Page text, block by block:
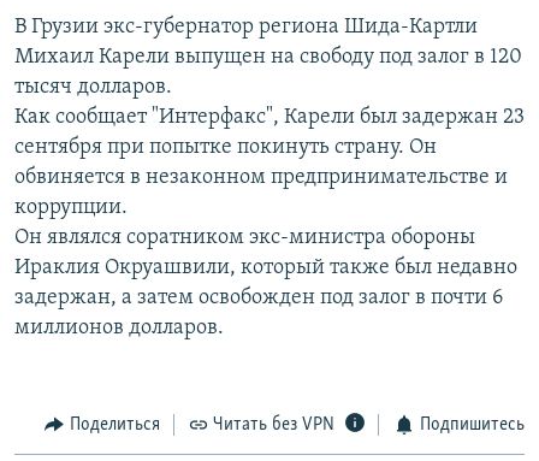
Вернутся
поиску
КАВКАЗ.РЕАЛИИ
СЕВЕР.РЕАЛИИ
СИБИРЬ.РЕАЛИИ
РАСПИСАНИЕ ВЕЩАНИЯ
ПОДПИШИТЕСЬ НА РАССЫЛКУ
СОЦИАЛЬНЫЕ СЕТИ
Все сайты РСЕ/РС
В Грузии экс-губернатор региона Шида-Картли
Михаил Карели выпущен на свободу под залог в 120
тысяч долларов.
Как сообщает "Интерфакс", Карели был задержан 23
сентября при попытке покинуть страну. Он
обвиняется в незаконном предпринимательстве и
коррупции.
Он являлся соратником экс-министра обороны
Ираклия Окруашвили, который также был недавно
задержан, а затем освобожден под залог в почти 6
миллионов долларов.
Поделиться Читать без VPN Подпишитесь